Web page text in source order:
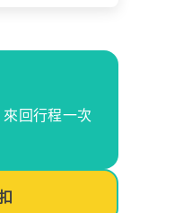
回行程一次